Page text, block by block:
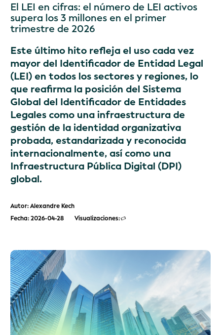
El LEI en cifras: el número de LEI activos
supera los 3 millones en el primer
trimestre de 2026
Este último hito refleja el uso cada vez
mayor del Identificador de Entidad Legal
(LEI) en todos los sectores y regiones, lo
que reafirma la posición del Sistema
Global del Identificador de Entidades
Legales como una infraestructura de
gestión de la identidad organizativa
probada, estandarizada y reconocida
internacionalmente, así como una
Infraestructura Pública Digital (DPI)
global.
Autor: Alexandre Kech
Fecha: 2026-04-28
Visualizaciones: